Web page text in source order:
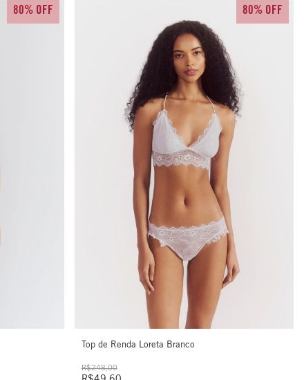
80% OFF
Top de Renda Loreta Branco
R$248,00
80% OFF